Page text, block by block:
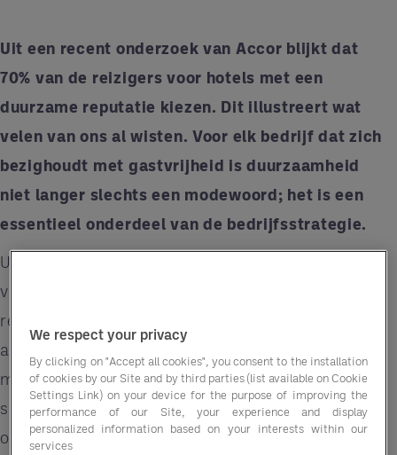
Uit een recent onderzoek van Accor blijkt dat
70% van de reizigers voor hotels met een
duurzame reputatie kiezen. Dit illustreert wat
velen van ons al wisten. Voor elk bedrijf dat zich
bezighoudt met gastvrijheid is duurzaamheid
niet langer slechts een modewoord; het is een
essentieel onderdeel van de bedrijfsstrategie.
Uit een recent onderzoek van Accor blijkt dat 70%
van de reizigers voor hotels met een duurzame
reputatie kiezen. Dit illustreert wat velen van ons
al wisten. Voor elk bedrijf dat zich bezighoudt
met gastvrijheid is duurzaamheid niet langer
slechts een modewoord; het is een essentieel
onderdeel van de bedrijfsstrategie. Deze
We respect your privacy
By clicking on "Accept all cookies", you consent to the installation
of cookies by our Site and by third parties (list available on Cookie
Settings Link) on your device for the purpose of improving the
performance of our Site, your experience and display
personalized information based on your interests within our
services